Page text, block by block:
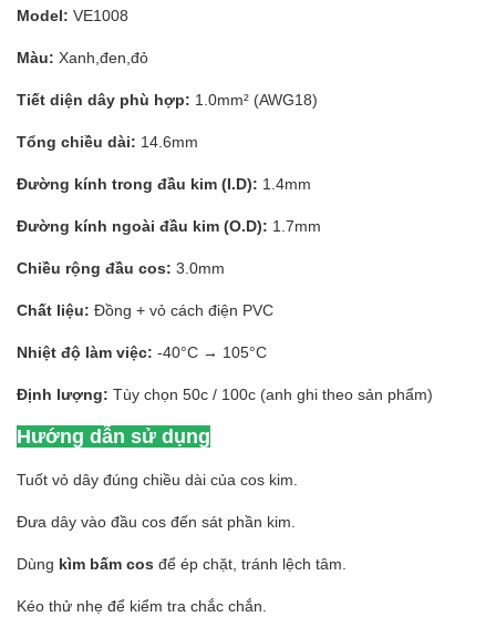
Model: VE1008
Màu: Xanh,đen,đỏ
Tiết diện dây phù hợp: 1.0mm² (AWG18)
Tổng chiều dài: 14.6mm
Đường kính trong đầu kim (I.D): 1.4mm
Đường kính ngoài đầu kim (O.D): 1.7mm
Chiều rộng đầu cos: 3.0mm
Chất liệu: Đồng + vỏ cách điện PVC
Nhiệt độ làm việc: -40°C → 105°C
Định lượng: Tùy chọn 50c / 100c (anh ghi theo sản phẩm)
Hướng dẫn sử dụng
Tuốt vỏ dây đúng chiều dài của cos kim.
Đưa dây vào đầu cos đến sát phần kim.
Dùng kìm bấm cos để ép chặt, tránh lệch tâm.
Kéo thử nhẹ để kiểm tra chắc chắn.